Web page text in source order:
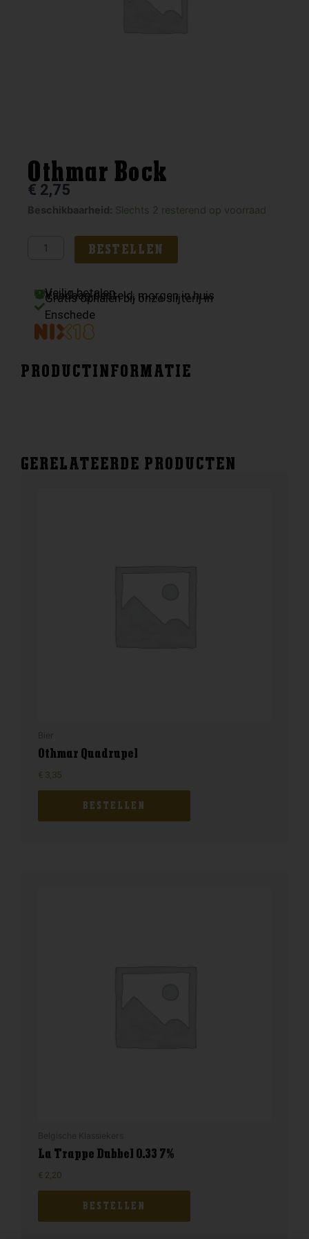
Othmar Bock
€ 2,75
Beschikbaarheid: Slechts 2 resterend op voorraad
Othmar
aantal
BESTELLEN
Veilig betalen
Vandaag besteld, morgen in huis
Gratis ophalen bij onze slijterij in
Enschede
PRODUCTINFORMATIE
GERELATEERDE PRODUCTEN
Othmar Quadrupel
€ 3,35
BESTELLEN
La Trappe Dubbel 0.33 7%
€ 2,20
BESTELLEN